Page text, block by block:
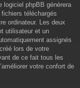
logiciel phpBB génèrera
téléchargés
ordinateur. Les deux
utilisateur et un
assignés
lors de votre
de ce fait tous les
votre confort de